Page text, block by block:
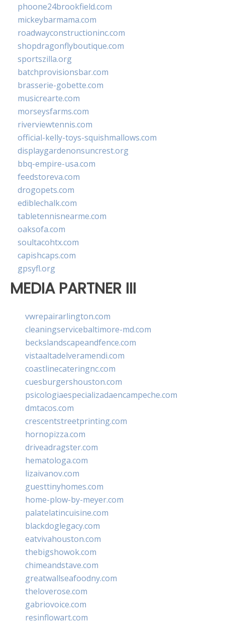
phoone24brookfield.com
mickeybarmama.com
roadwayconstructioninc.com
shopdragonflyboutique.com
sportszilla.org
batchprovisionsbar.com
brasserie-gobette.com
musicrearte.com
morseysfarms.com
riverviewtennis.com
official-kelly-toys-squishmallows.com
displaygardenonsuncrest.org
bbq-empire-usa.com
feedstoreva.com
drogopets.com
ediblechalk.com
tabletennisnearme.com
oaksofa.com
soultacohtx.com
capishcaps.com
gpsyfl.org
MEDIA PARTNER III
vwrepairarlington.com
cleaningservicebaltimore-md.com
beckslandscapeandfence.com
vistaaltadelveramendi.com
coastlinecateringnc.com
cuesburgershouston.com
psicologiaespecializadaencampeche.com
dmtacos.com
crescentstreetprinting.com
hornopizza.com
driveadragster.com
hematologa.com
lizaivanov.com
guesttinyhomes.com
home-plow-by-meyer.com
palatelatincuisine.com
blackdoglegacy.com
eatvivahouston.com
thebigshowok.com
chimeandstave.com
greatwallseafoodny.com
theloverose.com
gabriovoice.com
resinflowart.com